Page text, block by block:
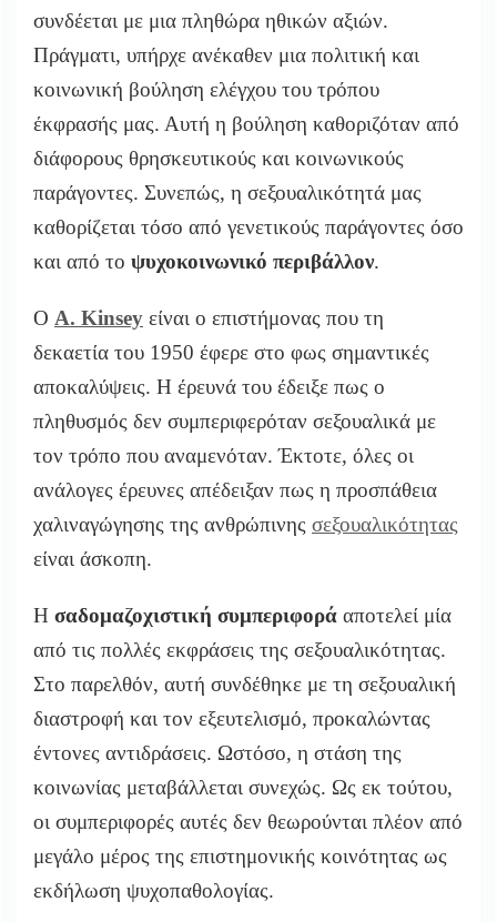
συνδέεται με μια πληθώρα ηθικών αξιών.
Πράγματι, υπήρχε ανέκαθεν μια πολιτική και
κοινωνική βούληση ελέγχου του τρόπου
έκφρασής μας. Αυτή η βούληση καθοριζόταν από
διάφορους θρησκευτικούς και κοινωνικούς
παράγοντες. Συνεπώς, η σεξουαλικότητά μας
καθορίζεται τόσο από γενετικούς παράγοντες όσο
και από το ψυχοκοινωνικό περιβάλλον.
Ο A. Kinsey είναι ο επιστήμονας που τη
δεκαετία του 1950 έφερε στο φως σημαντικές
αποκαλύψεις. Η έρευνά του έδειξε πως ο
πληθυσμός δεν συμπεριφερόταν σεξουαλικά με
τον τρόπο που αναμενόταν. Έκτοτε, όλες οι
ανάλογες έρευνες απέδειξαν πως η προσπάθεια
χαλιναγώγησης της ανθρώπινης σεξουαλικότητας
είναι άσκοπη.
Η σαδομαζοχιστική συμπεριφορά αποτελεί μία
από τις πολλές εκφράσεις της σεξουαλικότητας.
Στο παρελθόν, αυτή συνδέθηκε με τη σεξουαλική
διαστροφή και τον εξευτελισμό, προκαλώντας
έντονες αντιδράσεις. Ωστόσο, η στάση της
κοινωνίας μεταβάλλεται συνεχώς. Ως εκ τούτου,
οι συμπεριφορές αυτές δεν θεωρούνται πλέον από
μεγάλο μέρος της επιστημονικής κοινότητας ως
εκδήλωση ψυχοπαθολογίας.